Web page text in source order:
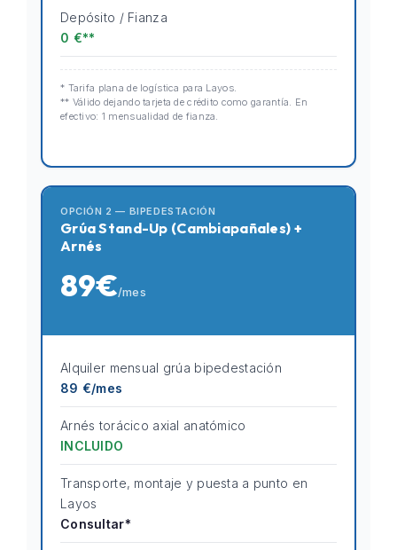
Depósito / Fianza
0 €**
* Tarifa plana de logística para Layos.
** Válido dejando tarjeta de crédito como garantía. En
efectivo: 1 mensualidad de fianza.
OPCIÓN 2 — BIPEDESTACIÓN
Grúa Stand-Up (Cambiapañales) +
Arnés
89€/mes
Alquiler mensual grúa bipedestación
89 €/mes
Arnés torácico axial anatómico
INCLUIDO
Transporte, montaje y puesta a punto en
Layos
Consultar*